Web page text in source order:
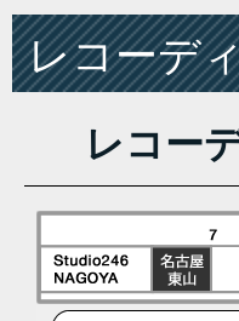
レコーデ
レコー